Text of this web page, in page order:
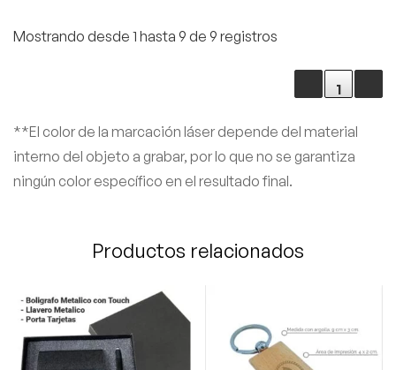
Mostrando desde 1 hasta 9 de 9 registros
1
**El color de la marcación láser depende del material
interno del objeto a grabar, por lo que no se garantiza
ningún color específico en el resultado final.
Productos relacionados